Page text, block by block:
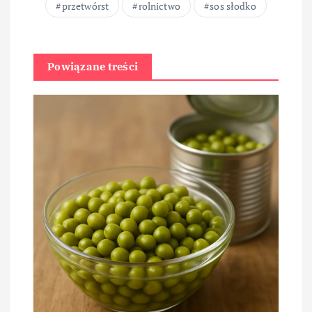
przetwórst rolnictwo sos słodko
Powiązane treści